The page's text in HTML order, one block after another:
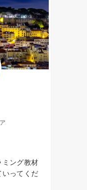
ミング教材
いってくだ